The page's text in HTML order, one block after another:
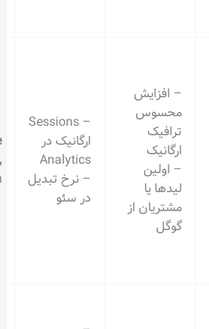
– Sessions
ارگانیک در
Analytics
– نرخ تبدیل
در سئو
Google
Analytics,
SEMrush